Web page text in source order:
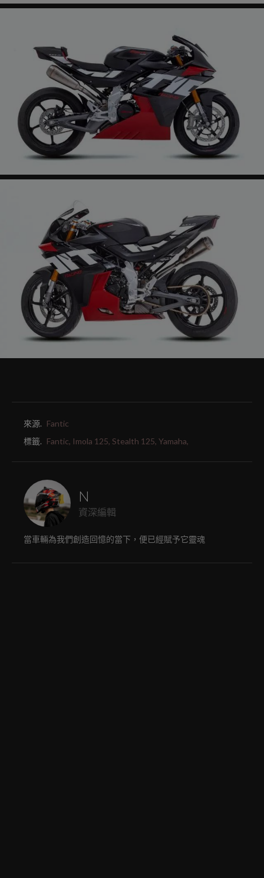
來源. Fantic
標籤. Fantic, Imola 125, Stealth 125, Yamaha,
N
資深編輯
當車輛為我們創造回憶的當下，便已經賦予它靈魂